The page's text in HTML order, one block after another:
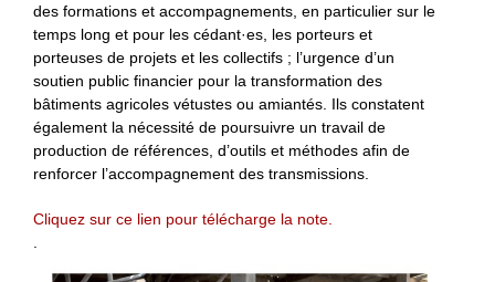
des formations et accompagnements, en particulier sur le
temps long et pour les cédant·es, les porteurs et
porteuses de projets et les collectifs ; l’urgence d’un
soutien public financier pour la transformation des
bâtiments agricoles vétustes ou amiantés. Ils constatent
également la nécessité de poursuivre un travail de
production de références, d’outils et méthodes afin de
renforcer l’accompagnement des transmissions.
Cliquez sur ce lien pour télécharge la note.